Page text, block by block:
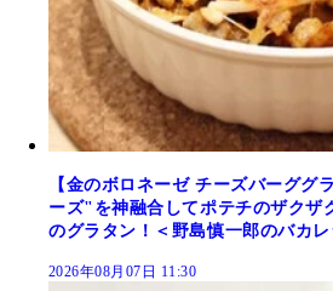
【金のボロネーゼ チーズバーググ
ーズ"を神融合してポテチのザクザ
のグラタン！＜野島慎一郎のバカレ
2026年08月07日 11:30